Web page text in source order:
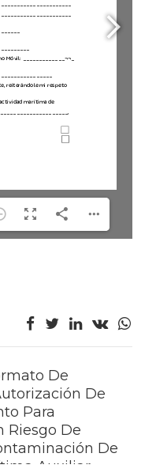
De
De
Para
Riesgo De
De
Auxiliar